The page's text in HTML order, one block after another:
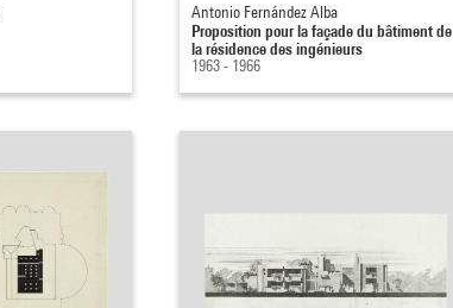
Antonio Fernández Alba
Proposition pour la façade du bâtiment de
la résidence des ingénieurs
1963 - 1966